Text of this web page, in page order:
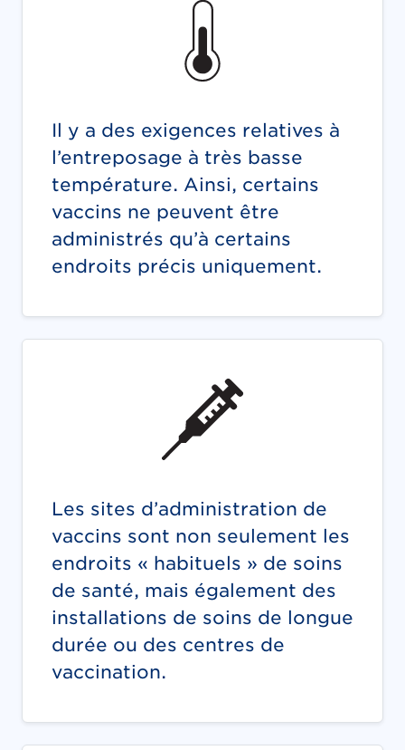
Il y a des exigences relatives à
l’entreposage à très basse
température. Ainsi, certains
vaccins ne peuvent être
administrés qu’à certains
endroits précis uniquement.
Les sites d’administration de
vaccins sont non seulement les
endroits « habituels » de soins
de santé, mais également des
installations de soins de longue
durée ou des centres de
vaccination.